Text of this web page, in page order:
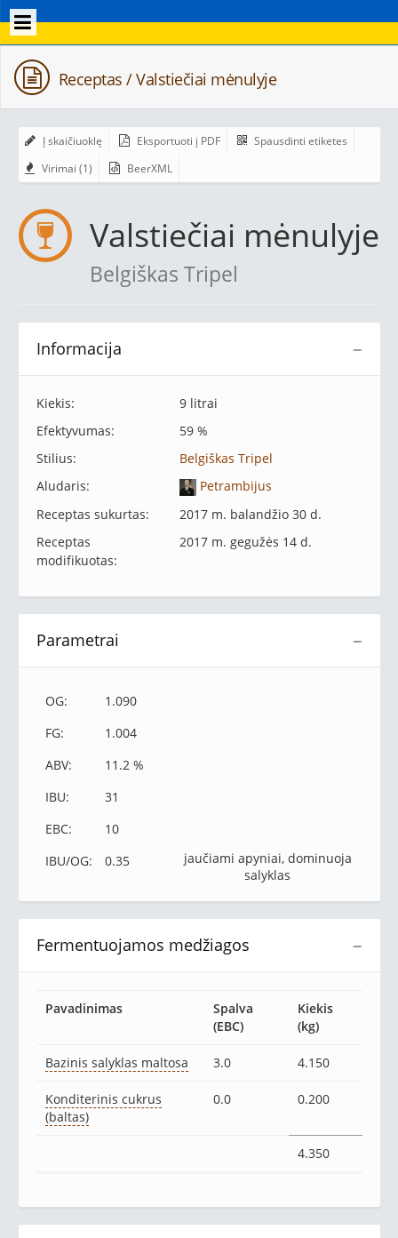
Receptas / Valstiečiai mėnulyje
Į skaičiuoklę Eksportuoti į PDF
Spausdinti etiketes
Virimai (1)
BeerXML
Valstiečiai mėnulyje
Belgiškas Tripel
−
Informacija
Kiekis:
9 litrai
Efektyvumas:
59 %
Stilius:
Belgiškas Tripel
Aludaris:
Petrambijus
Receptas sukurtas:
2017 m. balandžio 30 d.
Receptas
modifikuotas:
2017 m. gegužės 14 d.
−
Parametrai
OG:
1.090
FG:
1.004
ABV:
11.2 %
IBU:
31
EBC:
10
IBU/OG:
0.35
jaučiami apyniai, dominuoja
salyklas
−
Fermentuojamos medžiagos
Pavadinimas
Spalva
(EBC)
Kiekis
(kg)
Bazinis salyklas maltosa 3.0 4.150
Konditerinis cukrus
(baltas)
0.0 0.200
4.350